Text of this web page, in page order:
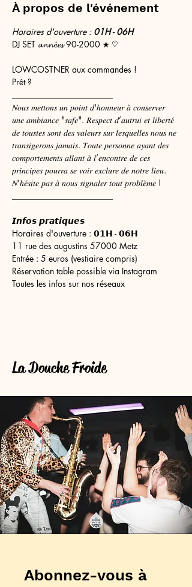
À propos de l'événement
Horaires d'ouverture : 01H - 06H
DJ SET 𝓪𝓷𝓷𝓮́𝓮𝓼 90-2000 ★ ♡
LOWCOSTNER aux commandes !
Prêt ?
𝑁𝑜𝑢𝑠 𝑚𝑒𝑡𝑡𝑜𝑛𝑠 𝑢𝑛 𝑝𝑜𝑖𝑛𝑡 𝑑'ℎ𝑜𝑛𝑛𝑒𝑢𝑟 𝑎̀ 𝑐𝑜𝑛𝑠𝑒𝑟𝑣𝑒𝑟
𝑢𝑛𝑒 𝑎𝑚𝑏𝑖𝑎𝑛𝑐𝑒 "𝑠𝑎𝑓𝑒". 𝑅𝑒𝑠𝑝𝑒𝑐𝑡 𝑑’𝑎𝑢𝑡𝑟𝑢𝑖 𝑒𝑡 𝑙𝑖𝑏𝑒𝑟𝑡𝑒́
𝑑𝑒 𝑡𝑜𝑢𝑠𝑡𝑒𝑠 𝑠𝑜𝑛𝑡 𝑑𝑒𝑠 𝑣𝑎𝑙𝑒𝑢𝑟𝑠 𝑠𝑢𝑟 𝑙𝑒𝑠𝑞𝑢𝑒𝑙𝑙𝑒𝑠 𝑛𝑜𝑢𝑠 𝑛𝑒
𝑡𝑟𝑎𝑛𝑠𝑖𝑔𝑒𝑟𝑜𝑛𝑠 𝑗𝑎𝑚𝑎𝑖𝑠. 𝑇𝑜𝑢𝑡𝑒 𝑝𝑒𝑟𝑠𝑜𝑛𝑛𝑒 𝑎𝑦𝑎𝑛𝑡 𝑑𝑒𝑠
𝑐𝑜𝑚𝑝𝑜𝑟𝑡𝑒𝑚𝑒𝑛𝑡𝑠 𝑎𝑙𝑙𝑎𝑛𝑡 𝑎̀ 𝑙’𝑒𝑛𝑐𝑜𝑛𝑡𝑟𝑒 𝑑𝑒 𝑐𝑒𝑠
𝑝𝑟𝑖𝑛𝑐𝑖𝑝𝑒𝑠 𝑝𝑜𝑢𝑟𝑟𝑎 𝑠𝑒 𝑣𝑜𝑖𝑟 𝑒𝑥𝑐𝑙𝑢𝑟𝑒 𝑑𝑒 𝑛𝑜𝑡𝑟𝑒 𝑙𝑖𝑒𝑢.
𝑁’ℎ𝑒́𝑠𝑖𝑡𝑒 𝑝𝑎𝑠 𝑎̀ 𝑛𝑜𝑢𝑠 𝑠𝑖𝑔𝑛𝑎𝑙𝑒𝑟 𝑡𝑜𝑢𝑡 𝑝𝑟𝑜𝑏𝑙𝑒̀𝑚𝑒 !
𝙄𝙣𝙛𝙤𝙨 𝙥𝙧𝙖𝙩𝙞𝙦𝙪𝙚𝙨
Horaires d'ouverture : 𝟬𝟭𝗛 - 𝟬𝟲𝗛
11 rue des augustins 57000 Metz
Entrée : 5 euros (vestiaire compris)
Réservation table possible via Instagram
Toutes les infos sur nos réseaux
La Douche Froide
Abonnez-vous à